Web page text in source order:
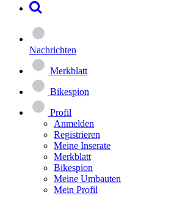
Nachrichten
Merkblatt
Bikespion
Profil
Anmelden
Registrieren
Meine Inserate
Merkblatt
Bikespion
Meine Umbauten
Mein Profil